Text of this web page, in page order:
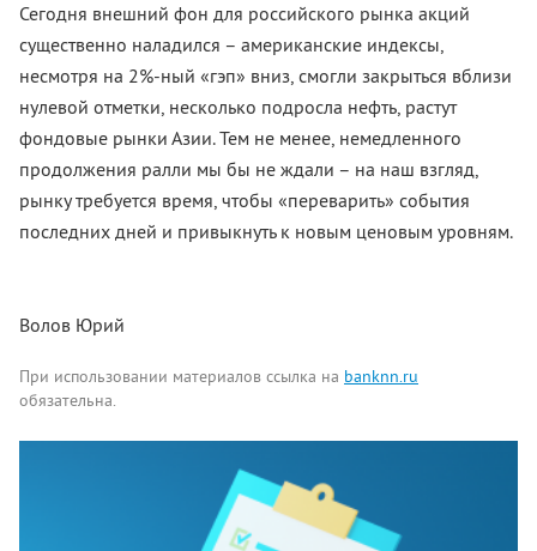
Сегодня внешний фон для российского рынка акций
существенно наладился – американские индексы,
несмотря на 2%-ный «гэп» вниз, смогли закрыться вблизи
нулевой отметки, несколько подросла нефть, растут
фондовые рынки Азии. Тем не менее, немедленного
продолжения ралли мы бы не ждали – на наш взгляд,
рынку требуется время, чтобы «переварить» события
последних дней и привыкнуть к новым ценовым уровням.
Волов Юрий
При использовании материалов ссылка на banknn.ru
обязательна.